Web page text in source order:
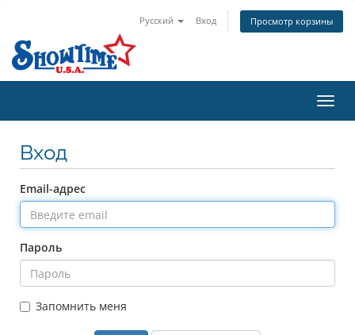
Русский Вход Просмотр корзины
Вход
Email-адрес
Пароль
Запомнить меня